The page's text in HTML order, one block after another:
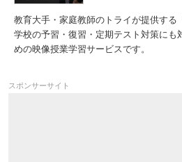
教育大手・家庭教師のトライが提供する
学校の予習・復習・定期テスト対策にも
めの映像授業学習サービスです。
スポンサーサイト